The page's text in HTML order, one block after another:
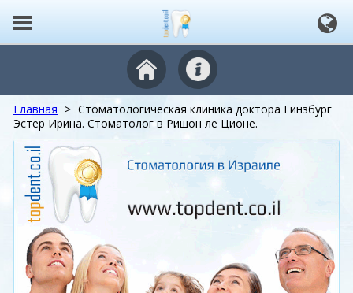
Главная > Стоматологическая клиника доктора Гинзбург
Эстер Ирина. Стоматолог в Ришон ле Ционе.